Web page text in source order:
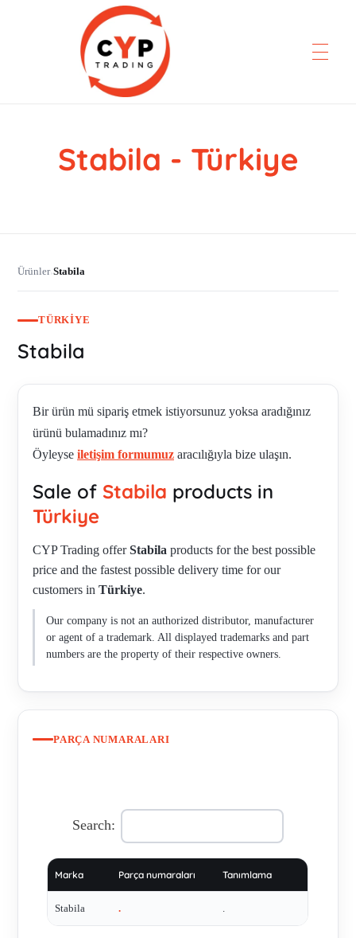
CYP Trading
Professionelle Ersatzteilbeschaffung
Stabila - Türkiye
Ürünler›Stabila
TÜRKIYE
Stabila
Bir ürün mü sipariş etmek istiyorsunuz yoksa aradığınız
ürünü bulamadınız mı?
Öyleyse iletişim formumuz aracılığıyla bize ulaşın.
Sale of Stabila products in
Türkiye
CYP Trading offerStabila products for the best possible
price and the fastest possible delivery time for our
customers in Türkiye.
Our company is not an authorized distributor, manufacturer
or agent of a trademark. All displayed trademarks and part
numbers are the property of their respective owners.
PARÇA NUMARALARI
Search:
Marka Parça numaraları Tanımlama
Stabila .